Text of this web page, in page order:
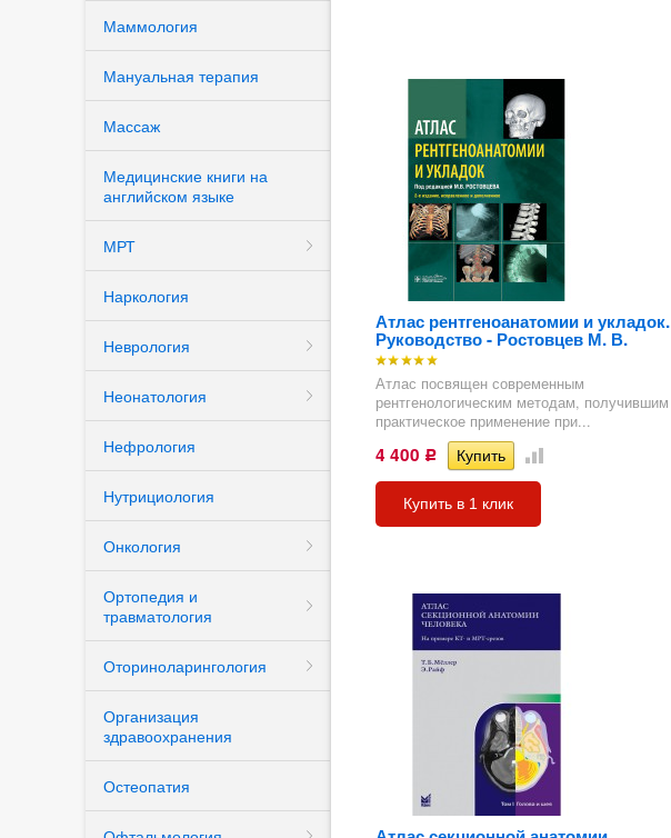
диагностика)
Эхокардиография в
акушерстве и педиатрии
(подраздел УЗИ
диагностика)
Эластография
Маммология
Мануальная терапия
Массаж
Медицинские книги на
английском языке
МРТ
Наркология
Неврология
Неонатология
Нефрология
Нутрициология
Онкология
Ортопедия и
травматология
Оториноларингология
Организация
здравоохранения
Остеопатия
Атлас рентгеноанатомии и укладок.
Руководство - Ростовцев М. В.
Атлас посвящен современным
рентгенологическим методам, получившим
практическое применение при...
4 400 Р
Купить в 1 клик